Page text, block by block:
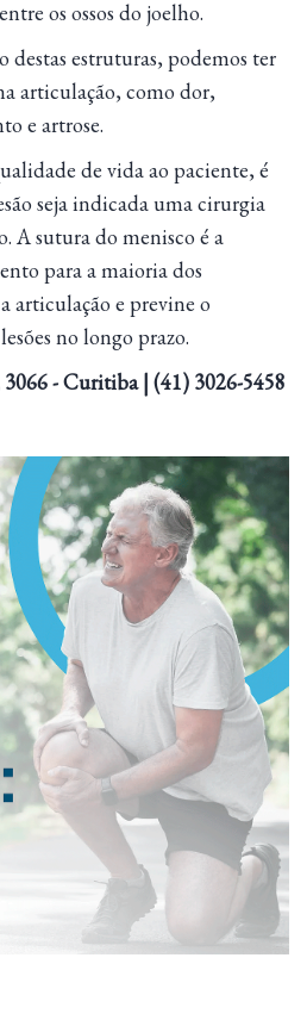
os ossos do joelho.
destas estruturas, podemos ter
articulação, como dor,
e artrose.
de vida ao paciente, é
seja indicada uma cirurgia
A sutura do menisco é a
para a maioria dos
articulação e previne o
no longo prazo.
3066 - Curitiba | (41) 3026-5458